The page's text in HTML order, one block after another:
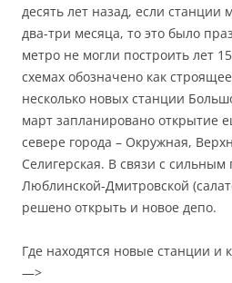
десять лет назад, если станции
два-три месяца, то это было
метро не могли построить лет
схемах обозначено как
несколько новых станции
март запланировано открытие
севере города – Окружная,
Селигерская. В связи с
Люблинской-Дмитровской
решено открыть и новое депо.
Где находятся новые станции и
—>